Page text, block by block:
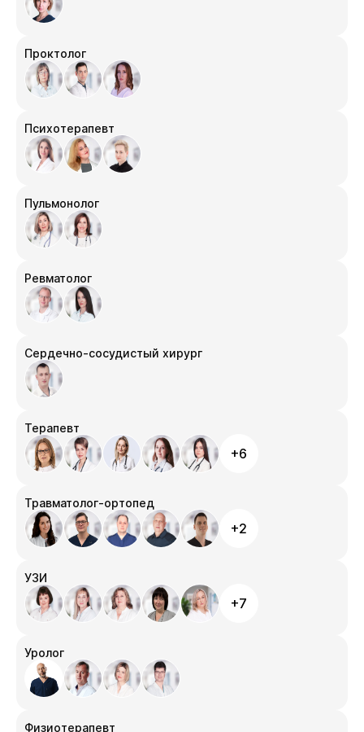
Проктолог
Психотерапевт
Пульмонолог
Ревматолог
Сердечно-сосудистый хирург
Терапевт
+6
Травматолог-ортопед
+2
УЗИ
+7
Уролог
Физиотерапевт